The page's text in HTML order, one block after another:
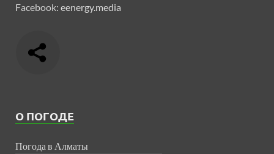
Facebook: eenergy.media
О ПОГОДЕ
Погода в Алматы